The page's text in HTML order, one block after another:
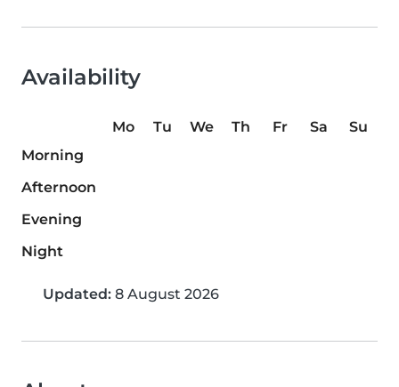
Availability
Mo Tu We Th Fr Sa
Su
Morning
Afternoon
Evening
Night
Updated: 8 August 2026